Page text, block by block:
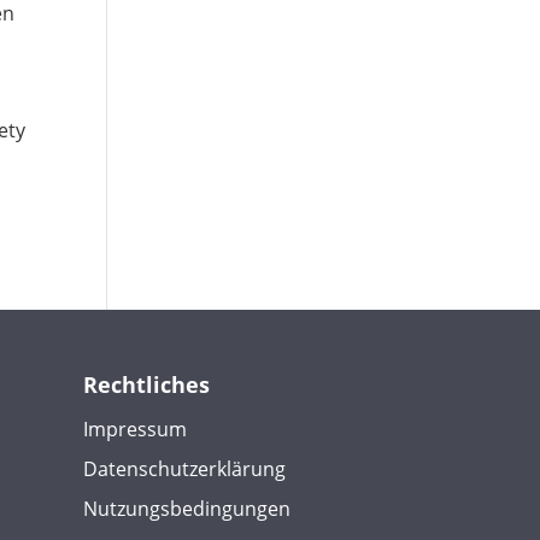
Rechtliches
Impressum
Datenschutzerklärung
Nutzungsbedingungen